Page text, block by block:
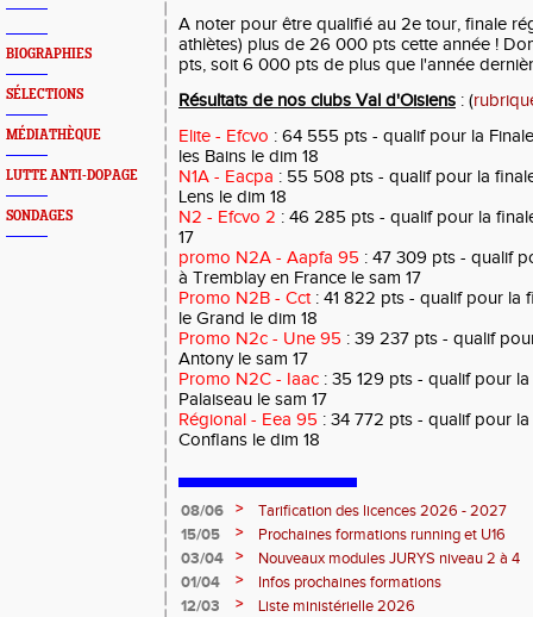
BIOGRAPHIES
SÉLECTIONS
MÉDIATHÈQUE
LUTTE ANTI-DOPAGE
SONDAGES
A noter pour être qualifié au 2e tour, finale
athlètes) plus de 26 000 pts cette année !
pts, soit 6 000 pts de plus que l'année
Résultats de nos clubs Val d'Oisiens : (
Elite - Efcvo : 64 555 pts - qualif pour la
les Bains le dim 18
N1A - Eacpa : 55 508 pts - qualif pour la
Lens le dim 18
N2 - Efcvo 2 : 46 285 pts - qualif pour la
17
promo N2A - Aapfa 95 : 47 309 pts - qualif
à Tremblay en France le sam 17
Promo N2B - Cct: 41 822 pts - qualif pour la
le Grand le dim 18
Promo N2c - Une 95 : 39 237 pts - qualif
Antony le sam 17
Promo N2C - Iaac : 35 129 pts - qualif pour
Palaiseau le sam 17
Régional - Eea 95 : 34 772 pts - qualif pour
Conflans le dim 18
08/06 >
Tarification des licences 2026 - 2027
15/05
>
Prochaines formations running et U16
03/04
>
Nouveaux modules JURYS niveau 2 à 4
01/04
>
Infos prochaines formations
12/03
>
Liste ministérielle 2026